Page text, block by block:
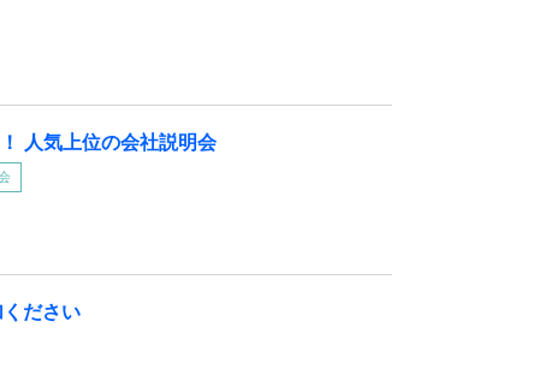
人気上位の会社説明会
ください